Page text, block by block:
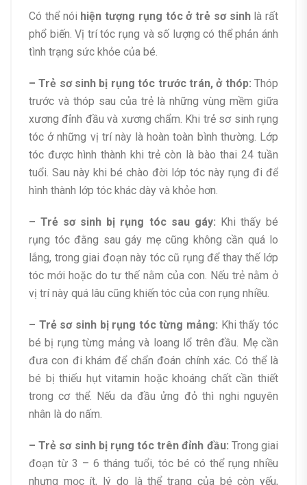
Có thể nói hiện tượng rụng tóc ở trẻ sơ sinhlà rất
phổ biến. Vị trí tóc rụng và số lượng có thể phản ánh
tình trạng sức khỏe của bé.
– Trẻ sơ sinh bị rụng tóc trước trán, ở thóp: Thóp
trước và thóp sau của trẻ là những vùng mềm giữa
xương đỉnh đầu và xương chẩm. Khi trẻ sơ sinh rụng
tóc ở những vị trí này là hoàn toàn bình thường. Lớp
tóc được hình thành khi trẻ còn là bào thai 24 tuần
tuổi. Sau này khi bé chào đời lớp tóc này rụng đi để
hình thành lớp tóc khác dày và khỏe hơn.
– Trẻ sơ sinh bị rụng tóc sau gáy: Khi thấy bé
rụng tóc đằng sau gáy mẹ cũng không cần quá lo
lắng, trong giai đoạn này tóc cũ rụng để thay thế lớp
tóc mới hoặc do tư thế nằm của con. Nếu trẻ nằm ở
vị trí này quá lâu cũng khiến tóc của con rụng nhiều.
– Trẻ sơ sinh bị rụng tóc từng mảng: Khi thấy tóc
bé bị rụng từng mảng và loang lổ trên đầu. Mẹ cần
đưa con đi khám để chẩn đoán chính xác. Có thể là
bé bị thiếu hụt vitamin hoặc khoáng chất cần thiết
trong cơ thể. Nếu da đầu ửng đỏ thì nghi nguyên
nhân là do nấm.
– Trẻ sơ sinh bị rụng tóc trên đỉnh đầu: Trong giai
đoạn từ 3 – 6 tháng tuổi, tóc bé có thể rụng nhiều
nhưng mọc ít, lý do là thể trạng của bé còn yếu,